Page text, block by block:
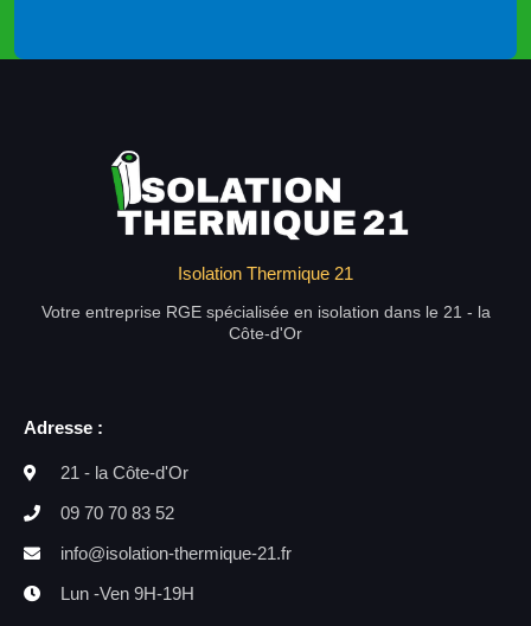
Isolation Thermique 21
Votre entreprise RGE spécialisée en isolation dans le 21 - la
Côte-d'Or
Adresse :
21 - la Côte-d'Or
09 70 70 83 52
info@isolation-thermique-21.fr
Lun -Ven 9H-19H